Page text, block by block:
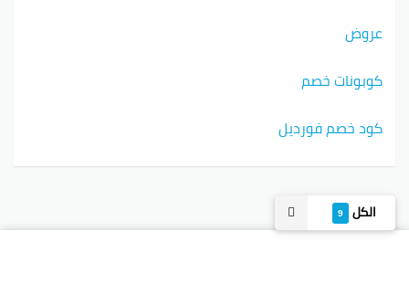
الكل 9
عروض
كوبونات خصم
كود خصم فورديل